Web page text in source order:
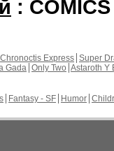
:
Chronoctis Express Super
Gada Only Two Astaroth Y
Fantasy - SF Humor